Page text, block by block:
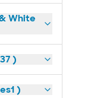
White
)
)